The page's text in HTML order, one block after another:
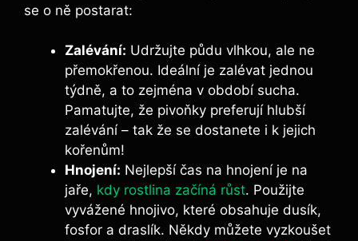
se o ně postarat:
Zalévání: Udržujte půdu vlhkou, ale ne
přemokřenou.⁢ Ideální⁤ je zalévat jednou
týdně, a to zejména v období sucha.
Pamatujte, že pivoňky preferují hlubší
zalévání⁢ – tak ​že se dostanete i ‍k jejich
kořenům!
Hnojení: Nejlepší čas na⁣ hnojení ‌je⁣ na‍
jaře, kdy rostlina začíná růst. Použijte
vyvážené hnojivo, které obsahuje​ dusík,
fosfor a draslík. Někdy můžete​ vyzkoušet